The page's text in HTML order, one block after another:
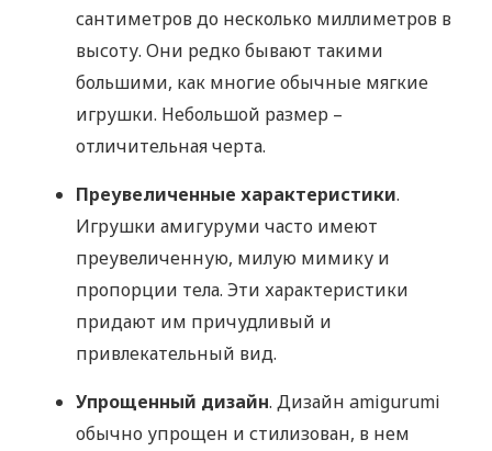
сантиметров до несколько миллиметров в
высоту. Они редко бывают такими
большими, как многие обычные мягкие
игрушки. Небольшой размер –
отличительная черта.
Преувеличенные характеристики.
Игрушки амигуруми часто имеют
преувеличенную, милую мимику и
пропорции тела. Эти характеристики
придают им причудливый и
привлекательный вид.
Упрощенный дизайн. Дизайн amigurumi
обычно упрощен и стилизован, в нем